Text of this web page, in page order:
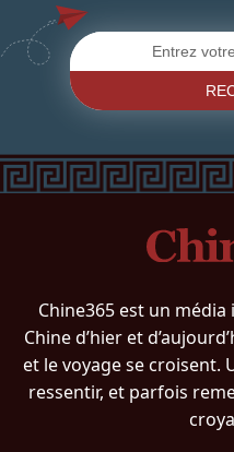
Chine365 est un
Chine d’hier et
et le voyage se croisent.
ressentir, et parfois